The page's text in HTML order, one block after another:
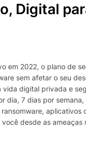
Digital
em 2022, o plano de
sem afetar o seu
digital privada e
dia, 7 dias por
aplicativos
desde as ameaças